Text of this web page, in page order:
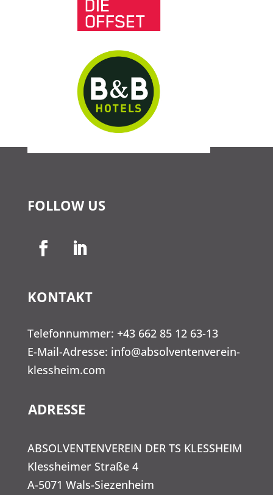
FOLLOW US
KONTAKT
Telefonnummer: +43 662 85 12 63-13
E-Mail-Adresse: info@absolventenverein-
klessheim.com
ADRESSE
ABSOLVENTENVEREIN DER TS KLESSHEIM
Klessheimer Straße 4
A-5071 Wals-Siezenheim